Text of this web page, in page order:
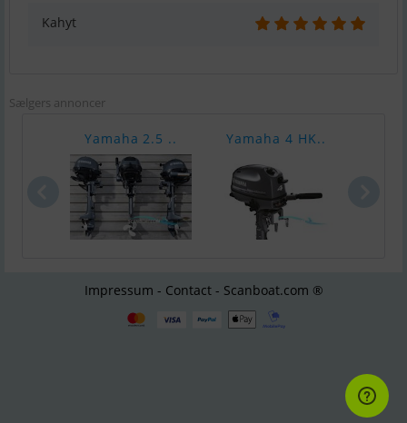
Kahyt
Sælgers annoncer
Yamaha 2.5 .. Yamaha 4 HK..
Impressum - Contact - Scanboat.com ®